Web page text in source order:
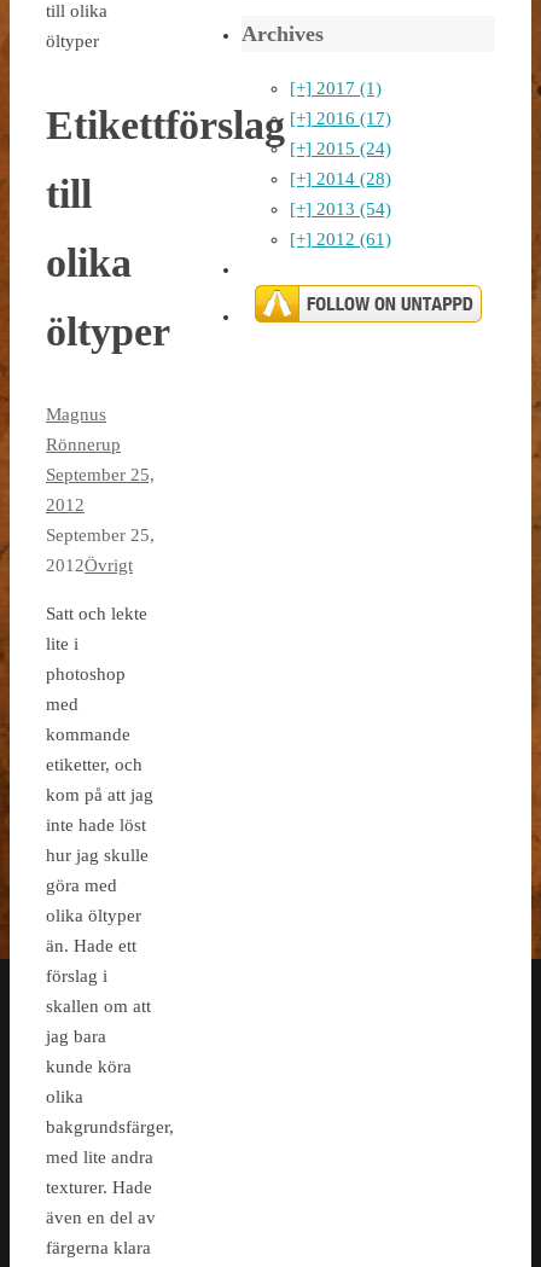
till olika
öltyper
Etikettförslag
till
olika
öltyper
Magnus
Rönnerup
September 25,
2012
September 25,
2012Övrigt
Satt och lekte
lite i
photoshop
med
kommande
etiketter, och
kom på att jag
inte hade löst
hur jag skulle
göra med
olika öltyper
än. Hade ett
förslag i
skallen om att
jag bara
kunde köra
olika
bakgrundsfärger,
med lite andra
texturer. Hade
även en del av
färgerna klara
Archives
[+] 2017 (1)
[+] 2016 (17)
[+] 2015 (24)
[+] 2014 (28)
[+] 2013 (54)
[+] 2012 (61)